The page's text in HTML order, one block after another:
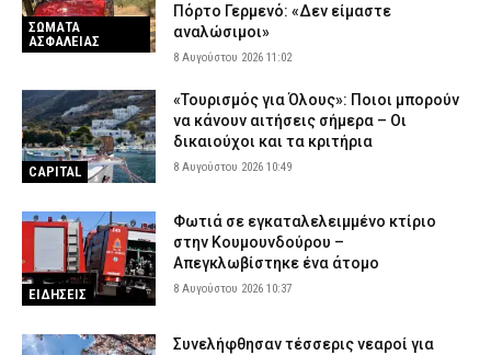
ΣΩΜΑΤΑ
ΑΣΦΑΛΕΙΑΣ
Πόρτο Γερμενό: «Δεν είμαστε
αναλώσιμοι»
8 Αυγούστου 2026 11:02
CAPITAL
«Τουρισμός για Όλους»: Ποιοι μπορούν
να κάνουν αιτήσεις σήμερα – Οι
δικαιούχοι και τα κριτήρια
8 Αυγούστου 2026 10:49
ΕΙΔΗΣΕΙΣ
Φωτιά σε εγκαταλελειμμένο κτίριο
στην Κουμουνδούρου –
Απεγκλωβίστηκε ένα άτομο
8 Αυγούστου 2026 10:37
Συνελήφθησαν τέσσερις νεαροί για